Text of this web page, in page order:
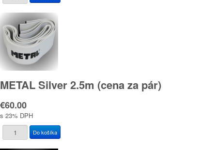
METAL Silver 2.5m (cena za pár)
€60.00
s 23% DPH